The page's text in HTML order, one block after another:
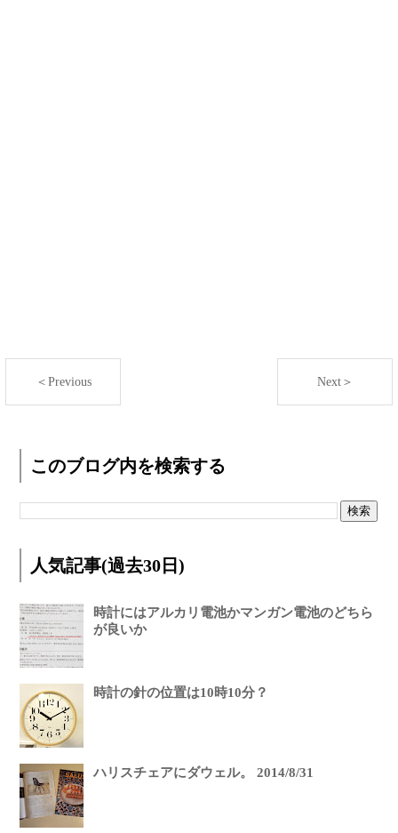
＜Previous Next＞
このブログ内を検索する
人気記事(過去30日)
時計にはアルカリ電池かマンガン電池のどちら
が良いか
時計の針の位置は10時10分？
ハリスチェアにダウェル。 2014/8/31